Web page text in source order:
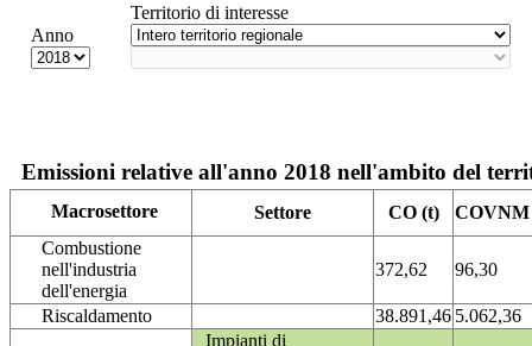
Anno
Territorio di interesse
Emissioni relative all'anno 2018 nell'ambito del
Macrosettore Settore CO (t)
COVNM
Combustione
nell'industria
dell'energia
372,62 96,30
Riscaldamento 38.891,46 5.062,36
Impianti di